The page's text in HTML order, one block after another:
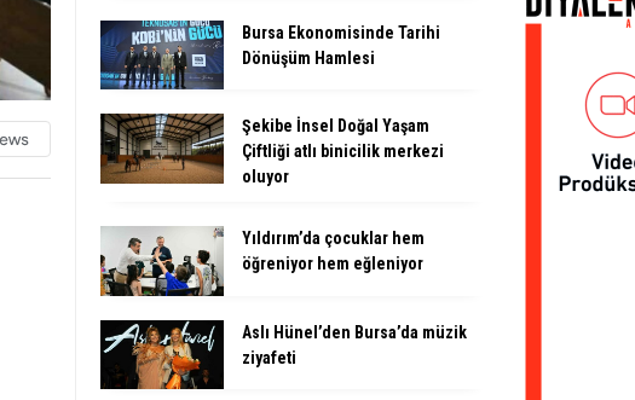
Bursa Ekonomisinde Tarihi
Dönüşüm Hamlesi
Şekibe İnsel Doğal Yaşam
Çiftliği atlı binicilik merkezi
oluyor
Yıldırım’da çocuklar hem
öğreniyor hem eğleniyor
Aslı Hünel’den Bursa’da müzik
ziyafeti